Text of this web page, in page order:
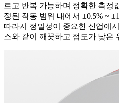
르고 반복 가능하며 정확한 측정
정된 작동 범위 내에서 ±0.5% ~
따라서 정밀성이 중요한 산업에
스와 같이 깨끗하고 점도가 낮은